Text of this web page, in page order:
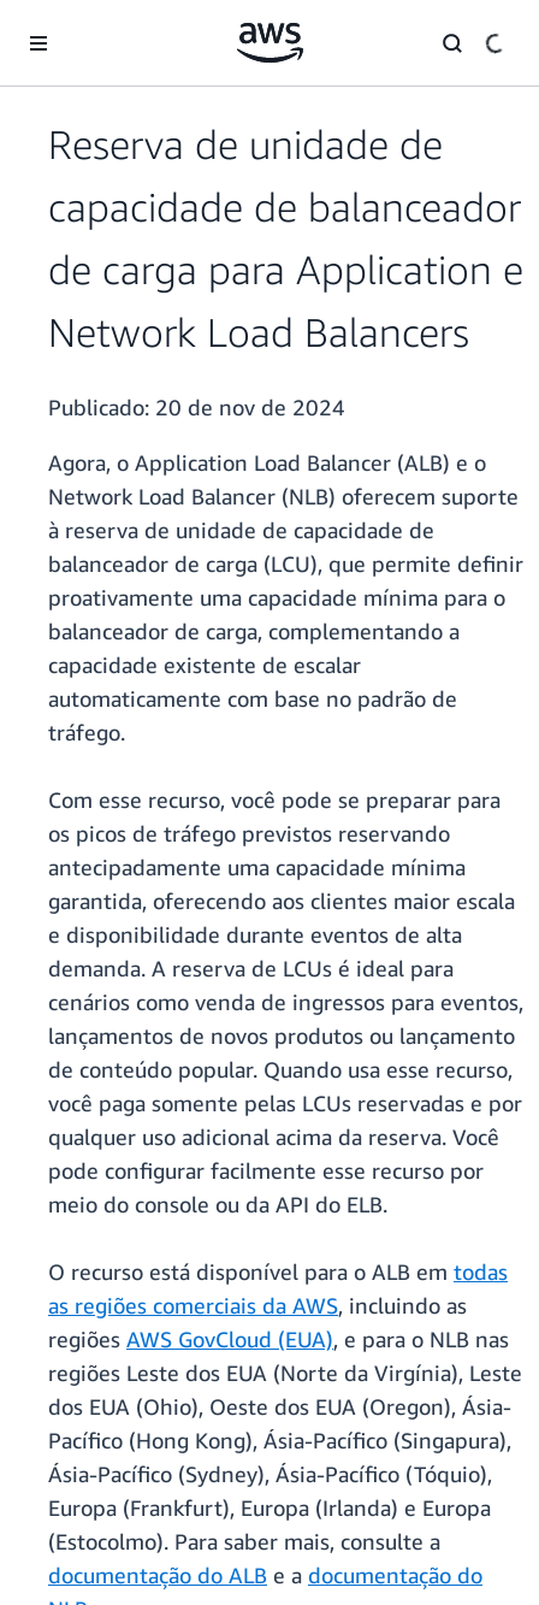
Pular para o conteúdo principal
Reserva de unidade de
capacidade de balanceador
de carga para Application e
Network Load Balancers
Publicado: 20 de nov de 2024
Agora, o Application Load Balancer (ALB) e o
Network Load Balancer (NLB) oferecem suporte
à reserva de unidade de capacidade de
balanceador de carga (LCU), que permite definir
proativamente uma capacidade mínima para o
balanceador de carga, complementando a
capacidade existente de escalar
automaticamente com base no padrão de
tráfego.
Com esse recurso, você pode se preparar para
os picos de tráfego previstos reservando
antecipadamente uma capacidade mínima
garantida, oferecendo aos clientes maior escala
e disponibilidade durante eventos de alta
demanda. A reserva de LCUs é ideal para
cenários como venda de ingressos para eventos,
lançamentos de novos produtos ou lançamento
de conteúdo popular. Quando usa esse recurso,
você paga somente pelas LCUs reservadas e por
qualquer uso adicional acima da reserva. Você
pode configurar facilmente esse recurso por
meio do console ou da API do ELB.
O recurso está disponível para o ALB em todas
as regiões comerciais da AWS, incluindo as
regiões AWS GovCloud (EUA), e para o NLB nas
regiões Leste dos EUA (Norte da Virgínia), Leste
dos EUA (Ohio), Oeste dos EUA (Oregon), Ásia-
Pacífico (Hong Kong), Ásia-Pacífico (Singapura),
Ásia-Pacífico (Sydney), Ásia-Pacífico (Tóquio),
Europa (Frankfurt), Europa (Irlanda) e Europa
(Estocolmo). Para saber mais, consulte a
documentação do ALB e a documentação do